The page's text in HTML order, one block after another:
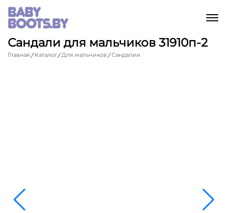
Сандали для мальчиков 31910п-2
Главная Каталог Для мальчиков Сандалии